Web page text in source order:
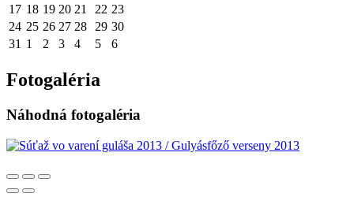
17 18 19 20 21 22 23
24 25 26 27 28 29 30
31 1 2 3 4 5 6
Fotogaléria
Náhodná fotogaléria